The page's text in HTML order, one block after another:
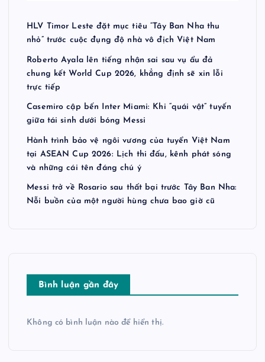
HLV Timor Leste đặt mục tiêu “Tây Ban Nha thu
nhỏ” trước cuộc đụng độ nhà vô địch Việt Nam
Roberto Ayala lên tiếng nhận sai sau vụ ẩu đả
chung kết World Cup 2026, khẳng định sẽ xin lỗi
trực tiếp
Casemiro cập bến Inter Miami: Khi “quái vật” tuyến
giữa tái sinh dưới bóng Messi
Hành trình bảo vệ ngôi vương của tuyển Việt Nam
tại ASEAN Cup 2026: Lịch thi đấu, kênh phát sóng
và những cái tên đáng chú ý
Messi trở về Rosario sau thất bại trước Tây Ban Nha:
Nỗi buồn của một người hùng chưa bao giờ cũ
Bình luận gần đây
Không có bình luận nào để hiển thị.